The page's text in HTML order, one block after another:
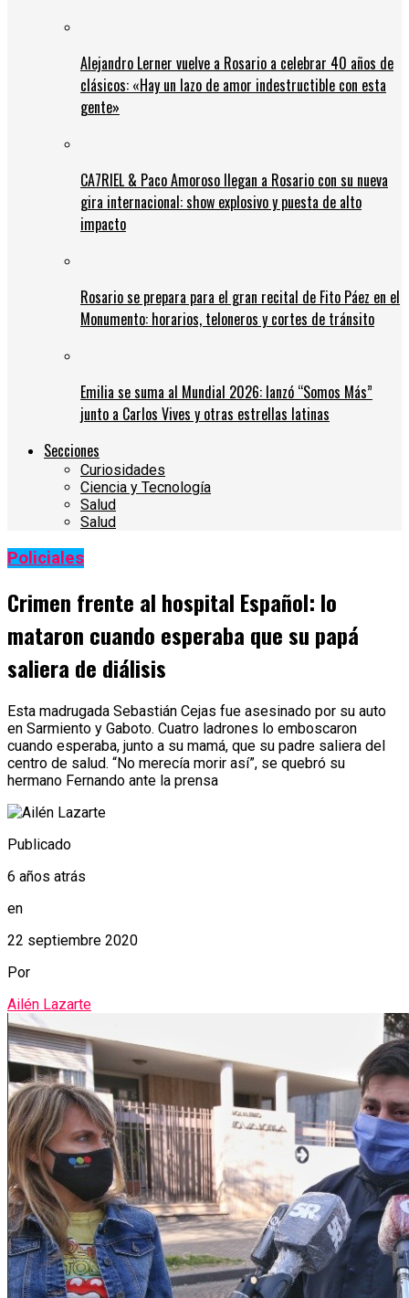
Alejandro Lerner vuelve a Rosario a celebrar 40 años de
clásicos: «Hay un lazo de amor indestructible con esta
gente»
CA7RIEL & Paco Amoroso llegan a Rosario con su nueva
gira internacional: show explosivo y puesta de alto
impacto
Rosario se prepara para el gran recital de Fito Páez en el
Monumento: horarios, teloneros y cortes de tránsito
Emilia se suma al Mundial 2026: lanzó “Somos Más”
junto a Carlos Vives y otras estrellas latinas
Secciones
Curiosidades
Ciencia y Tecnología
Salud
Salud
Policiales
Crimen frente al hospital Español: lo
mataron cuando esperaba que su papá
saliera de diálisis
Esta madrugada Sebastián Cejas fue asesinado por su auto
en Sarmiento y Gaboto. Cuatro ladrones lo emboscaron
cuando esperaba, junto a su mamá, que su padre saliera del
centro de salud. “No merecía morir así”, se quebró su
hermano Fernando ante la prensa
Publicado
6 años atrás
en
22 septiembre 2020
Por
Ailén Lazarte